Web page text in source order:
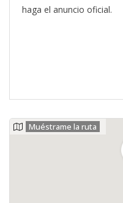
haga el anuncio oficial.
Muéstrame la ruta